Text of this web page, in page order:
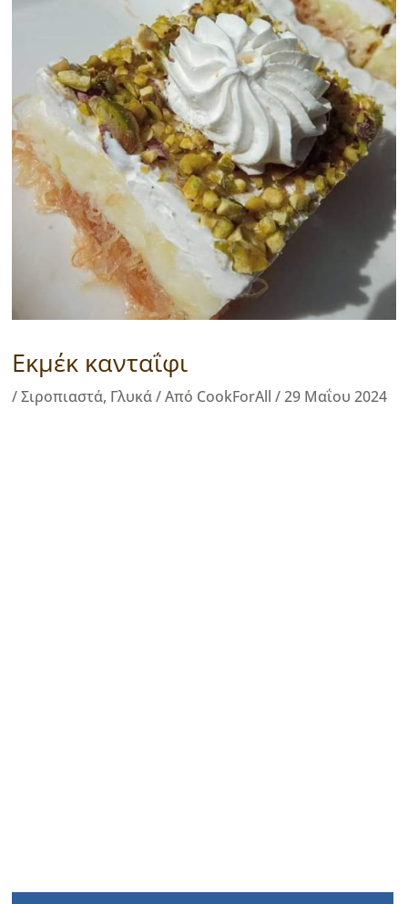
Εκμέκ κανταΐφι
/Σιροπιαστά, Γλυκά/ Από CookForAll /29 Μαΐου 2024